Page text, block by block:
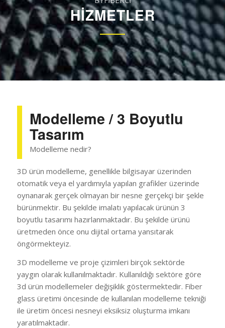
HİZMETLER
Modelleme / 3 Boyutlu
Tasarım
Modelleme nedir?
3D ürün modelleme, genellikle bilgisayar üzerinden
otomatik veya el yardımıyla yapılan grafikler üzerinde
oynanarak gerçek olmayan bir nesne gerçekçi bir şekle
bürünmektir. Bu şekilde imalatı yapılacak ürünün 3
boyutlu tasarımı hazırlanmaktadır. Bu şekilde ürünü
üretmeden önce onu dijital ortama yansıtarak
öngörmekteyiz.
3D modelleme ve proje çizimleri birçok sektörde
yaygın olarak kullanılmaktadır. Kullanıldığı sektöre göre
3d ürün modellemeler değişiklik göstermektedir. Fiber
glass üretimi öncesinde de kullanılan modelleme tekniği
ile üretim öncesi nesneyi eksiksiz oluşturma imkanı
yaratılmaktadır.